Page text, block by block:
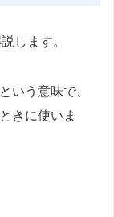
します。
という意味で、
きに使いま